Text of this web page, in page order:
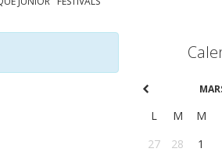
L M M
27
28 1